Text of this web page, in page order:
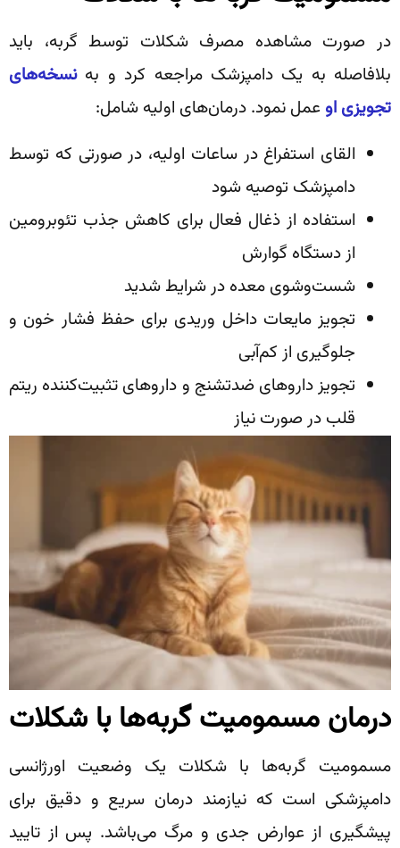
در صورت مشاهده مصرف شکلات توسط گربه، باید
بلافاصله به یک دامپزشک مراجعه کرد و بهنسخه‌های
تجویزی او عمل نمود. درمان‌های اولیه شامل:
القای استفراغ در ساعات اولیه، در صورتی که توسط
دامپزشک توصیه شود
استفاده از ذغال فعال برای کاهش جذب تئوبرومین
از دستگاه گوارش
شست‌وشوی معده در شرایط شدید
تجویز مایعات داخل وریدی برای حفظ فشار خون و
جلوگیری از کم‌آبی
تجویز داروهای ضدتشنج و داروهای تثبیت‌کننده ریتم
قلب در صورت نیاز
درمان مسمومیت گربه‌ها با شکلات
مسمومیت گربه‌ها با شکلات یک وضعیت اورژانسی
دامپزشکی است که نیازمند درمان سریع و دقیق برای
پیشگیری از عوارض جدی و مرگ می‌باشد. پس از تایید